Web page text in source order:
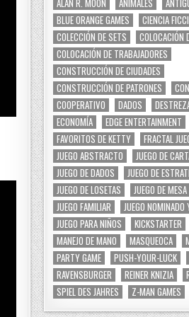
ALAN R. MOON ANIMALES
BLUE ORANGE GAMES
CIENCIA
COLECCIÓN DE SETS
COLOCACIÓN
COLOCACIÓN DE TRABAJADORES
CONSTRUCCIÓN DE CIUDADES
CONSTRUCCIÓN DE PATRONES
COOPERATIVO
DADOS
ECONOMÍA
EDGE ENTERTAINMENT
FAVORITOS DE KETTY
FRACTAL
JUEGO ABSTRACTO
JUEGO DE
JUEGO DE DADOS
JUEGO DE
JUEGO DE LOSETAS
JUEGO DE MESA
JUEGO FAMILIAR
JUEGO
JUEGO PARA NIÑOS
KICKSTARTER
MANEJO DE MANO
MASQUEOCA
PARTY GAME
PUSH-YOUR-LUCK
RAVENSBURGER
REINER KNIZIA
SPIEL DES JAHRES
Z-MAN GAMES